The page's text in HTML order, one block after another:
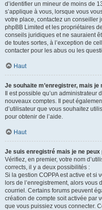
d’identifier un mineur de moins de
s’applique à vous, lorsque vous
votre place, contactez un conseiller
phpBB Limited et les propriétaires
conseils juridiques et ne sauraient
de toutes sortes, à l’exception de
contacter pour les abus ou les
Haut
Je souhaite m’enregistrer, mais je
Il est possible qu’un
nouveaux comptes. Il peut
d’utilisateur que vous souhaitez
pour obtenir de l’aide.
Haut
Je suis enregistré mais je ne peux
Vérifiez, en premier, votre nom
corrects, il y a deux possibilités :
Si la gestion COPPA est active et si
lors de l’enregistrement, alors
courriel. Certains forums peuvent
création de compte soit activée par
que vous puissiez vous connecter.